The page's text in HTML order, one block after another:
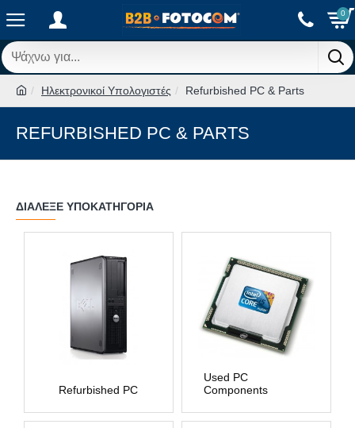
0
Ηλεκτρονικοί Υπολογιστές Refurbished PC & Parts
REFURBISHED PC & PARTS
ΔΙΆΛΕΞΕ ΥΠΟΚΑΤΗΓΟΡΊΑ
Refurbished PC
Used PC
Components